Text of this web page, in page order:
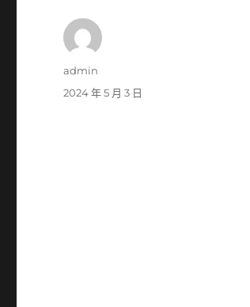
作
admin
發
2024 年 5 月 3 日